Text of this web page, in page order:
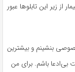
از زیر این تابلوها عبور
بنشینم و بیشترین
بی‌ادعا باشم. برای من